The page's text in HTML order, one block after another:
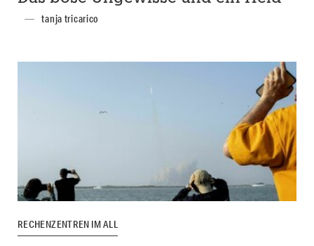
tanja tricarico
RECHENZENTREN IM ALL